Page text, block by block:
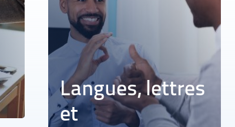
Langues, lettres
et